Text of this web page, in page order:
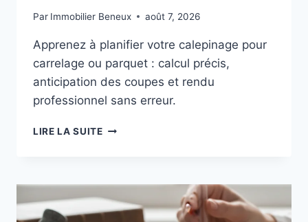
Par Immobilier Beneux août 7, 2026
Apprenez à planifier votre calepinage pour
carrelage ou parquet : calcul précis,
anticipation des coupes et rendu
professionnel sans erreur.
LIRE LA SUITECALEPINAGE
POSE
DE
CARRELAGE